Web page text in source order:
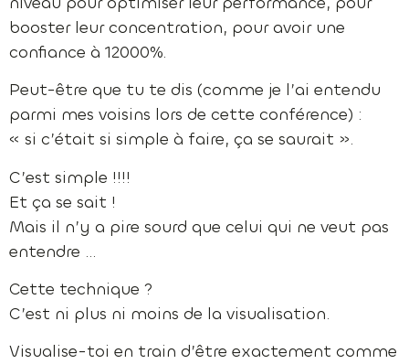
booster leur concentration, pour avoir une
confiance à 12000%.
Peut-être que tu te dis (comme je l’ai entendu
parmi mes voisins lors de cette conférence) :
« si c’était si simple à faire, ça se saurait ».
C’est simple !!!!
Et ça se sait !
Mais il n’y a pire sourd que celui qui ne veut pas
entendre …
Cette technique ?
C’est ni plus ni moins de la visualisation.
Visualise-toi en train d’être exactement comme